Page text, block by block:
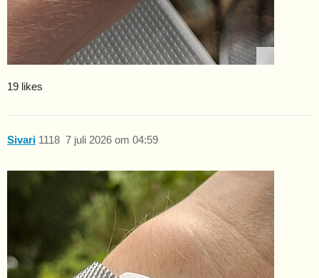
19 likes
Sivari 7 juli 2026 om 04:59
1118